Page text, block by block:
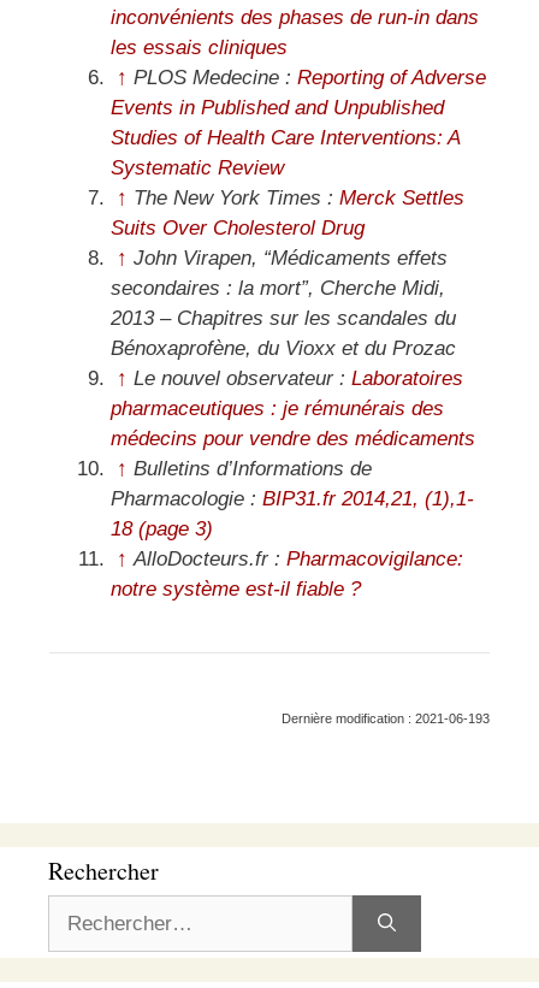
inconvénients des phases de run-in dans
les essais cliniques
↑ PLOS Medecine : Reporting of Adverse
Events in Published and Unpublished
Studies of Health Care Interventions: A
Systematic Review
↑ The New York Times : Merck Settles
Suits Over Cholesterol Drug
↑ John Virapen, “Médicaments effets
secondaires : la mort”, Cherche Midi,
2013 – Chapitres sur les scandales du
Bénoxaprofène, du Vioxx et du Prozac
↑ Le nouvel observateur : Laboratoires
pharmaceutiques : je rémunérais des
médecins pour vendre des médicaments
↑ Bulletins d’Informations de
Pharmacologie : BIP31.fr 2014,21, (1),1-
18 (page 3)
↑ AlloDocteurs.fr : Pharmacovigilance:
notre système est-il fiable ?
Dernière modification : 2021-06-193
Rechercher